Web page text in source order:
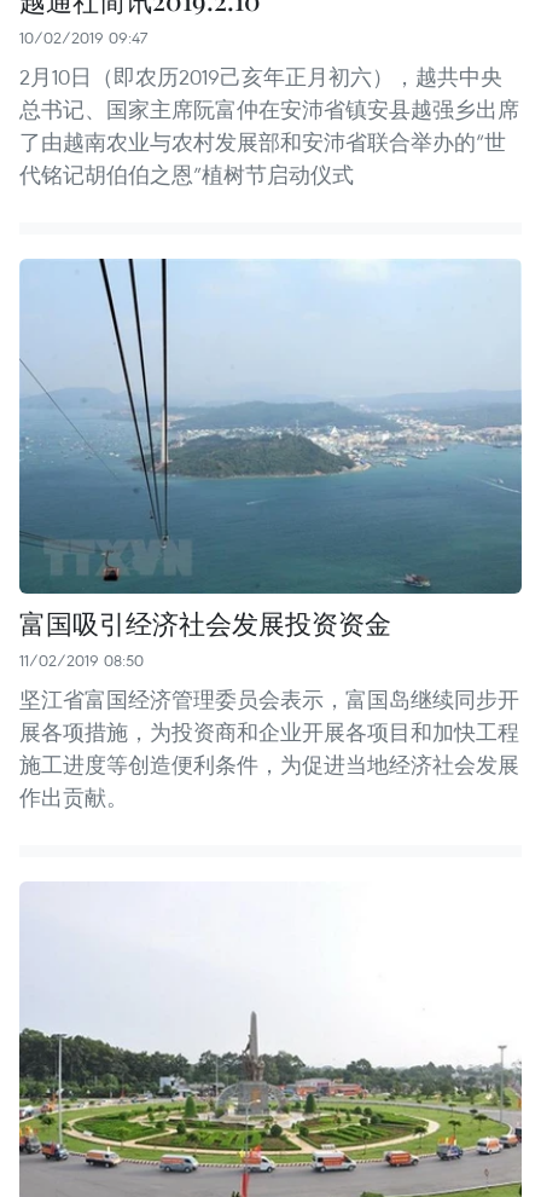
10/02/2019 09:47
2月10日（即农历2019己亥年正月初六），越共中央
总书记、国家主席阮富仲在安沛省镇安县越强乡出席
了由越南农业与农村发展部和安沛省联合举办的“世
代铭记胡伯伯之恩”植树节启动仪式
富国吸引经济社会发展投资资金
11/02/2019 08:50
坚江省富国经济管理委员会表示，富国岛继续同步开
展各项措施，为投资商和企业开展各项目和加快工程
施工进度等创造便利条件，为促进当地经济社会发展
作出贡献。